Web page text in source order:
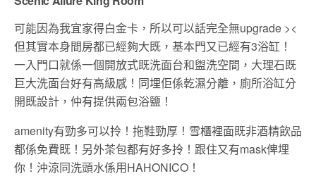
可能因為我宜家得白金卡，所以可以話完全無upgrade ><
但其實本身間房都已經夠大既，基本門又已經有3浴缸！
一入門口就係一個開放式既洗面台和盥洗空間，大理石既
巨大洗面台好有高級感！同埋佢係乾濕分離，廁所浴缸分
開既設計，仲有提供兩包浴鹽！
amenity有勁多可以拎！拖鞋勁厚！雪櫃裡面既非酒精飲品
都係免費既！另外茶包都有好多拎！跟住又有mask俾埋
你！沖涼同洗頭水係用HAHONICO！